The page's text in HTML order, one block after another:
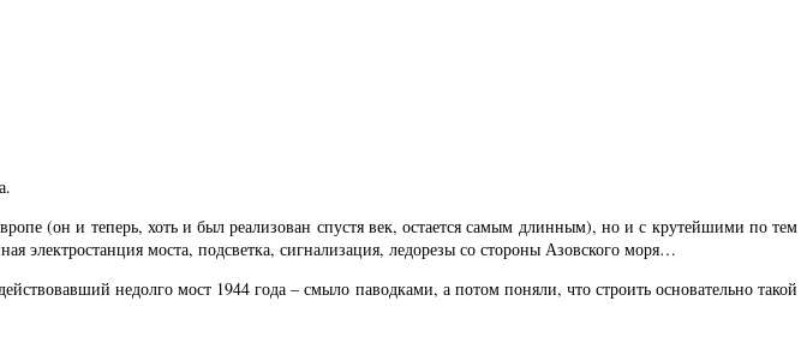
(он и теперь, хоть и был реализован спустя век, остается самым длинным), но и с крутейшими по тем
электростанция моста, подсветка, сигнализация, ледорезы со стороны Азовского моря…
недолго мост 1944 года – смыло паводками, а потом поняли, что строить основательно такой